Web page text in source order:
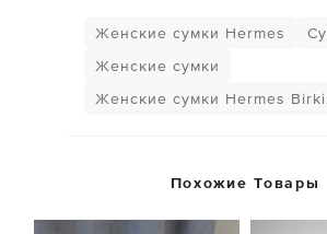
Женские сумки Hermes
Женские сумки
Женские сумки Hermes
Похожие Товары